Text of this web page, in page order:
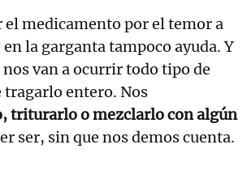
el medicamento por el temor a
la garganta tampoco ayuda. Y
van a ocurrir todo tipo de
tragarlo entero. Nos
triturarlo o mezclarlo con algún
ser, sin que nos demos cuenta.